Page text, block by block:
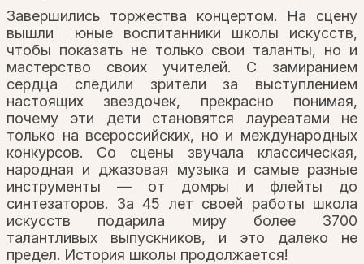
Завершились торжества концертом. На сцену
вышли юные воспитанники школы искусств,
чтобы показать не только свои таланты, но и
мастерство своих учителей. С замиранием
сердца следили зрители за выступлением
настоящих звездочек, прекрасно понимая,
почему эти дети становятся лауреатами не
только на всероссийских, но и международных
конкурсов. Со сцены звучала классическая,
народная и джазовая музыка и самые разные
инструменты — от домры и флейты до
синтезаторов. За 45 лет своей работы школа
искусств подарила миру более 3700
талантливых выпускников, и это далеко не
предел. История школы продолжается!